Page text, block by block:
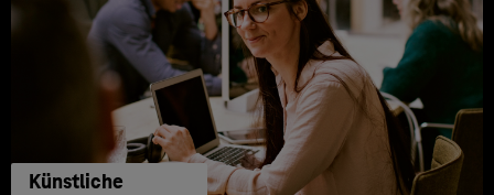
Künstliche